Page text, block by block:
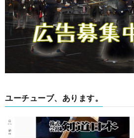
ユーチューブ、あります。